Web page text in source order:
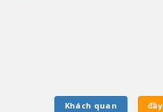
Khách quan